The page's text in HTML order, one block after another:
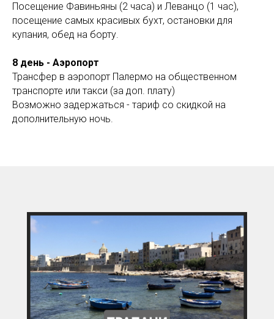
Посещение Фавиньяны (2 часа) и Леванцо (1 час),
посещение самых красивых бухт, остановки для
купания, обед на борту.
8 день - Аэропорт
Трансфер в аэропорт Палермо на общественном
транспорте или такси (за доп. плату)
Возможно задержаться - тариф со скидкой на
дополнительную ночь.